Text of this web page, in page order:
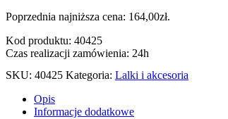
Poprzednia najniższa cena: 164,00zł.
Kod produktu: 40425
Czas realizacji zamówienia: 24h
SKU: 40425 Kategoria: Lalki i akcesoria
Opis
Informacje dodatkowe